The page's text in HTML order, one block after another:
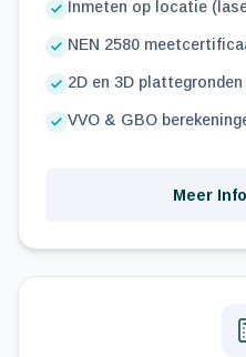
Inmeten op locatie
NEN 2580
2D en 3D plattegronden
VVO & GBO
Meer